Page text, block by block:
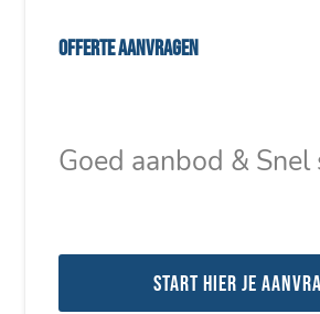
Offerte aanvragen
Goed aanbod &
Start hier je